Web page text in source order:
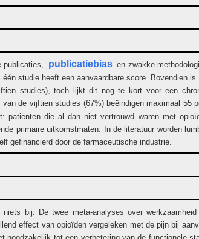
publicaties, publicatiebias en zwakke
studie heeft een aanvaardbare score. Bovendien
studies), toch lijkt dit nog te kort voor een
de vijftien studies (67%) beëindigen maximaal 55
patiënten die al dan niet vertrouwd waren met
primaire uitkomstmaten. In de literatuur worden
gefinancierd door de farmaceutische industrie.
bij. De twee meta-analyses over
effect van opioïden vergeleken met de pijn bij